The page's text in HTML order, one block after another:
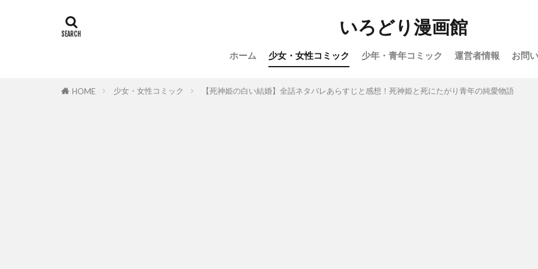
いろどり漫画館
ホーム 少女・女性コミック 少年・青年コミック 運営者情報 お問
HOME 少女・女性コミック 【死神姫の白い結婚】全話ネタバレあらすじと感想！死神姫と死にたがり青年の純愛物語